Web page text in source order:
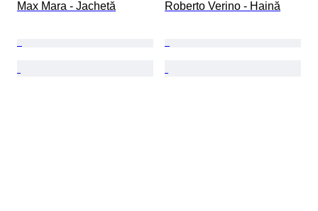
Max Mara - Jachetă Roberto Verino - Haină